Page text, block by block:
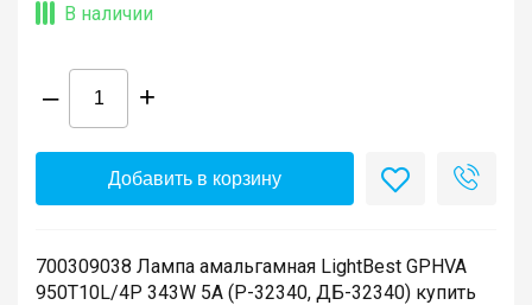
В наличии
– +
Добавить в корзину
700309038 Лампа амальгамная LightBest GPHVA
950T10L/4P 343W 5A (P-32340, ДБ-32340) купить